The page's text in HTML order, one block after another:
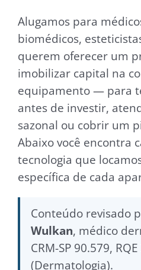
Alugamos para
biomédicos,
querem oferecer um
imobilizar capital na
equipamento — para
antes de investir,
sazonal ou cobrir um
Abaixo você encontra
tecnologia que
específica de cada
Conteúdo revisado
Wulkan, médico
CRM-SP 90.579,
(Dermatologia).